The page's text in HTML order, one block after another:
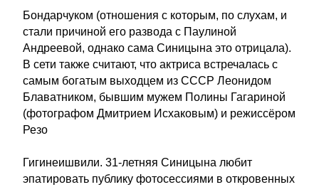
Бондарчуком (отношения с которым, по слухам, и
стали причиной его развода с Паулиной
Андреевой, однако сама Синицына это отрицала).
В сети также считают, что актриса встречалась с
самым богатым выходцем из СССР Леонидом
Блаватником, бывшим мужем Полины Гагариной
(фотографом Дмитрием Исхаковым) и режиссёром
Резо
Гигинеишвили. 31-летняя Синицына любит
эпатировать публику фотосессиями в откровенных